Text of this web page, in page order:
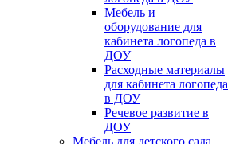
Мебель и
оборудование для
кабинета логопеда в
ДОУ
Расходные материалы
для кабинета логопеда
в ДОУ
Речевое развитие в
ДОУ
Мебель для детского сада